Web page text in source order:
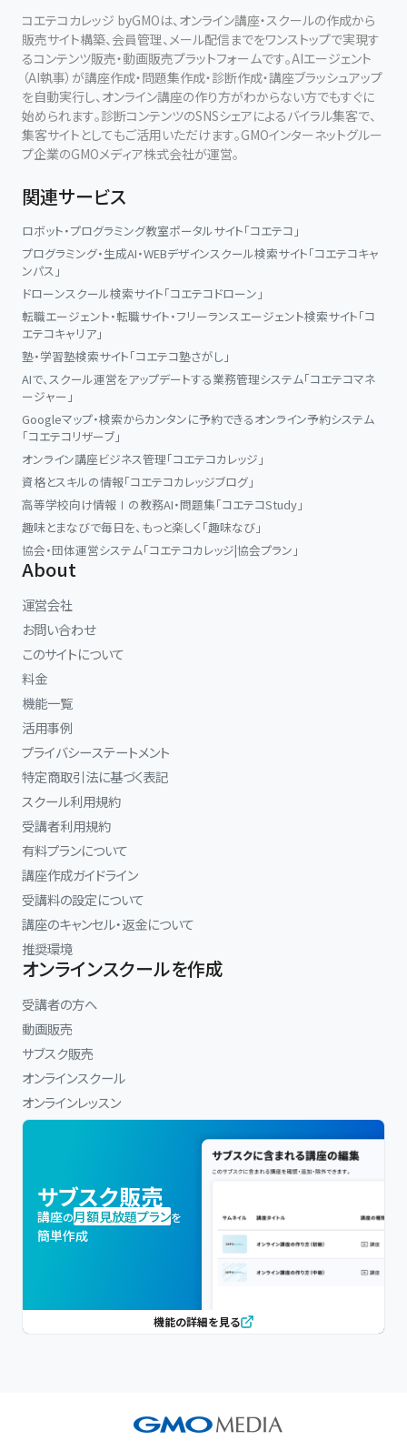
コエテコカレッジ byGMOは、オンライン講座・スクールの作成から
販売サイト構築、会員管理、メール配信までをワンストップで実現す
るコンテンツ販売・動画販売プラットフォームです。AIエージェント
（AI執事）が講座作成・問題集作成・診断作成・講座ブラッシュアップ
を自動実行し、オンライン講座の作り方がわからない方でもすぐに
始められます。診断コンテンツのSNSシェアによるバイラル集客で、
集客サイトとしてもご活用いただけます。GMOインターネットグルー
プ企業のGMOメディア株式会社が運営。
関連サービス
ロボット・プログラミング教室ポータルサイト「コエテコ」
プログラミング・生成AI・WEBデザインスクール検索サイト「コエテコキャ
ンパス」
ドローンスクール検索サイト「コエテコドローン」
転職エージェント・転職サイト・フリーランスエージェント検索サイト「コ
エテコキャリア」
塾・学習塾検索サイト「コエテコ塾さがし」
AIで、スクール運営をアップデートする業務管理システム「コエテコマネ
ージャー」
Googleマップ・検索からカンタンに予約できるオンライン予約システム
「コエテコリザーブ」
オンライン講座ビジネス管理「コエテコカレッジ」
資格とスキルの情報「コエテコカレッジブログ」
高等学校向け情報Ⅰの教務AI・問題集「コエテコStudy」
趣味とまなびで毎日を、もっと楽しく「趣味なび」
協会・団体運営システム「コエテコカレッジ|協会プラン」
About
運営会社
お問い合わせ
このサイトについて
料金
機能一覧
活用事例
プライバシーステートメント
特定商取引法に基づく表記
スクール利用規約
受講者利用規約
有料プランについて
講座作成ガイドライン
受講料の設定について
講座のキャンセル・返金について
推奨環境
オンラインスクールを作成
受講者の方へ
動画販売
サブスク販売
オンラインスクール
オンラインレッスン
サブスク販売
講座の月額見放題プランを
簡単作成
機能の詳細を見る